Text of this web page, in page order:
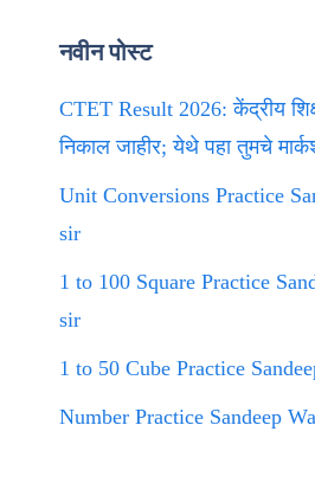
नवीन पोस्ट
CTET Result 2026: केंद्रीय
निकाल जाहीर; येथे पहा तुमचे
Unit Conversions Practice
sir
1 to 100 Square Practice
sir
1 to 50 Cube Practice
Number Practice Sandeep